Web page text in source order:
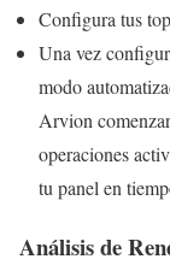
Configura tus
Una vez
modo
Arvion
operaciones
tu panel en
Análisis de